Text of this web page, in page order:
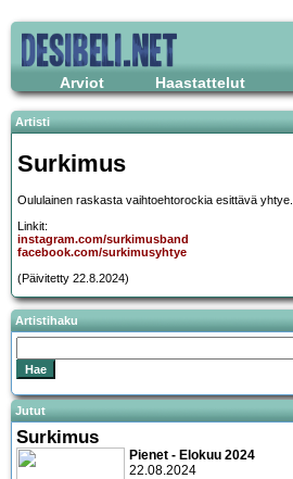
Arviot Haastattelut
Artisti
Surkimus
Oululainen raskasta vaihtoehtorockia esittävä yhtye.
Linkit:
instagram.com/surkimusband
facebook.com/surkimusyhtye
(Päivitetty 22.8.2024)
Artistihaku
Jutut
Surkimus
Pienet - Elokuu 2024
22.08.2024